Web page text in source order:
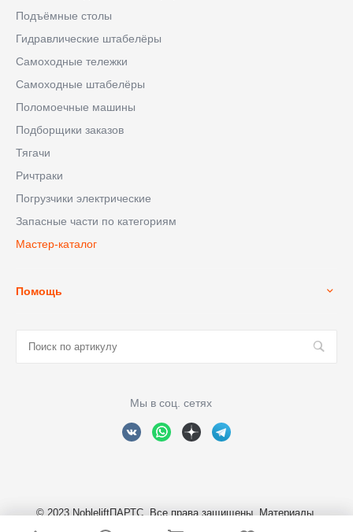
Подъёмные столы
Гидравлические штабелёры
Самоходные тележки
Самоходные штабелёры
Поломоечные машины
Подборщики заказов
Тягачи
Ричтраки
Погрузчики электрические
Запасные части по категориям
Мастер-каталог
Помощь
Мы в соц. сетях
© 2023 NobleliftПАРТС, Все права защищены. Материалы,
размещенные на сайте являются собственностью ООО